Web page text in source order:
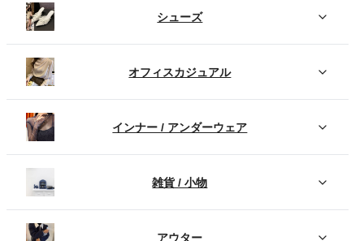
シューズ
オフィスカジュアル
インナー / アンダーウェア
雑貨 / 小物
アウター